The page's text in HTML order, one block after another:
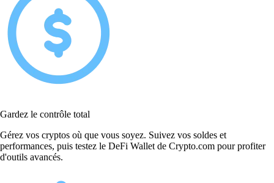
Gardez le contrôle total
Gérez vos cryptos où que vous soyez. Suivez vos soldes et
performances, puis testez le DeFi Wallet de Crypto.com pour profiter
d'outils avancés.